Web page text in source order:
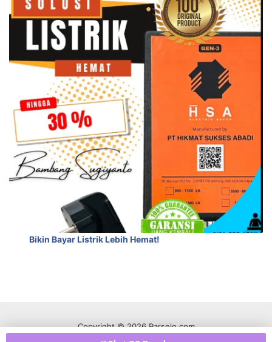
Bikin Bayar Listrik Lebih Hemat!
Copyright © 2026 Parselo.com